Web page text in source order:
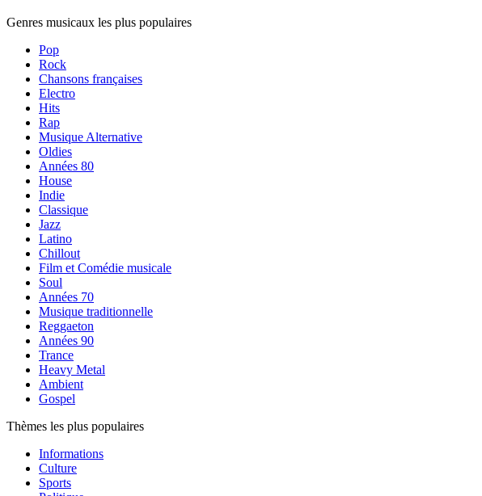
Genres musicaux les plus populaires
Pop
Rock
Chansons françaises
Electro
Hits
Rap
Musique Alternative
Oldies
Années 80
House
Indie
Classique
Jazz
Latino
Chillout
Film et Comédie musicale
Soul
Années 70
Musique traditionnelle
Reggaeton
Années 90
Trance
Heavy Metal
Ambient
Gospel
Thèmes les plus populaires
Informations
Culture
Sports